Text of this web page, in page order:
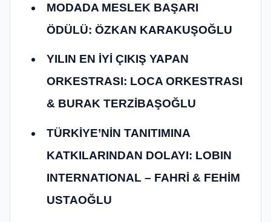
MODADA MESLEK BAŞARI
ÖDÜLÜ: ÖZKAN KARAKUŞOĞLU
YILIN EN İYİ ÇIKIŞ YAPAN
ORKESTRASI: LOCA ORKESTRASI
& BURAK TERZİBAŞOĞLU
TÜRKİYE’NİN TANITIMINA
KATKILARINDAN DOLAYI: LOBIN
INTERNATIONAL – FAHRİ & FEHİM
USTAOĞLU